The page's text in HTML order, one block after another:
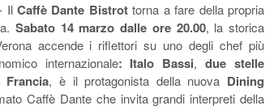
IlCaffè Dante Bistrottorna a fare della propria
Sabato 14 marzo dalle ore 20.00, la storica
accende i riflettori su uno degli chef più
internazionale: Italo Bassi,due stelle
, è il protagonista della nuova Dining
Caffè Dante che invita grandi interpreti della